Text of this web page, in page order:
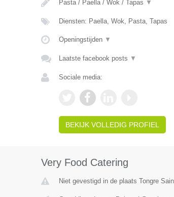
Pasta / Paella / Wok / Tapas ▼
Diensten: Paella, Wok, Pasta, Tapas
Openingstijden ▼
Laatste facebook posts ▼
Sociale media:
BEKIJK VOLLEDIG PROFIEL
Very Food Catering
Niet gevestigd in de plaats Tongre